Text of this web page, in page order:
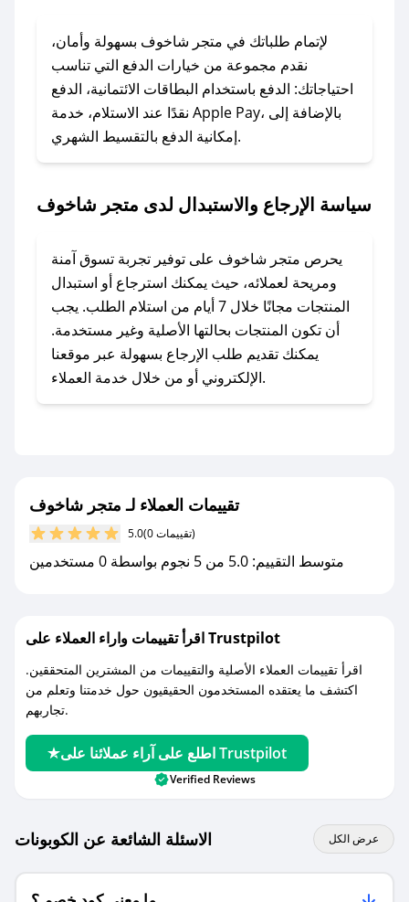
لا تقلق! يمكنك التواصل مع فريق دعم صحصح عبر
الرسائل الخاصة على تويتر أو البريد الإلكتروني،
وسنقوم بحل المشكلة في أسرع وقت ممكن.
### ماذا أفعل إذا لم أجد كود خصم لمتجري
المفضل؟
مراسلتنا مباشرة وسنعمل على توفير الكوبونات في
### كيف تحصل على كوبونات خصم حصرية من
متجر شاخوف؟
للحصول على كوبونات وخصومات حصرية، قم بما
يلي:
- اضغط على أيقونة متابعة لمتجر متجر شاخوف في
جديد.
مع صحصح، تسوق بذكاء ووفّر على كل مشترياتك مع
كوبونات خصم حصرية من متجر شاخوف!
لإتمام طلباتك في متجر شاخوف بسهولة وأمان،
نقدم مجموعة من خيارات الدفع التي تناسب
احتياجاتك: الدفع باستخدام البطاقات الائتمانية، الدفع
نقدًا عند الاستلام، خدمة Apple Pay، بالإضافة إلى
إمكانية الدفع بالتقسيط الشهري.
سياسة الإرجاع والاستبدال لدى متجر شاخوف
يحرص متجر شاخوف على توفير تجربة تسوق آمنة
ومريحة لعملائه، حيث يمكنك استرجاع أو استبدال
المنتجات مجانًا خلال 7 أيام من استلام الطلب. يجب
أن تكون المنتجات بحالتها الأصلية وغير مستخدمة.
يمكنك تقديم طلب الإرجاع بسهولة عبر موقعنا
الإلكتروني أو من خلال خدمة العملاء.
تقييمات العملاء لـ متجر شاخوف
5.0 (0 تقييمات)
متوسط التقييم: 5.0 من 5 نجوم بواسطة 0 مستخدمين
اقرأ تقييمات واراء العملاء على Trustpilot
اقرأ تقييمات العملاء الأصلية والتقييمات من المشترين المتحققين.
اكتشف ما يعتقده المستخدمون الحقيقيون حول خدمتنا وتعلم من
تجاربهم.
اطلع على آراء عملائنا على Trustpilot
Verified Reviews
الاسئلة الشائعة عن الكوبونات عرض الكل